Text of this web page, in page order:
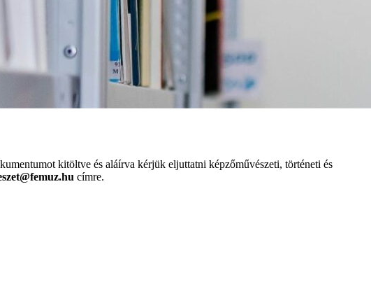
kitöltve és aláírva kérjük eljuttatni képzőművészeti, történeti és
címre.